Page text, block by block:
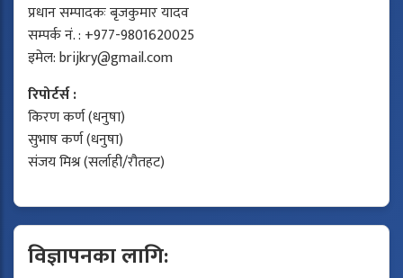
प्रधान सम्पादकः बृजकुमार यादव
सम्पर्क नं. : +977-9801620025
इमेल:brijkry@gmail.com
रिपोर्टर्स :
किरण कर्ण (धनुषा)
सुभाष कर्ण (धनुषा)
संजय मिश्र (सर्लाही/रौतहट)
विज्ञापनका लागि: